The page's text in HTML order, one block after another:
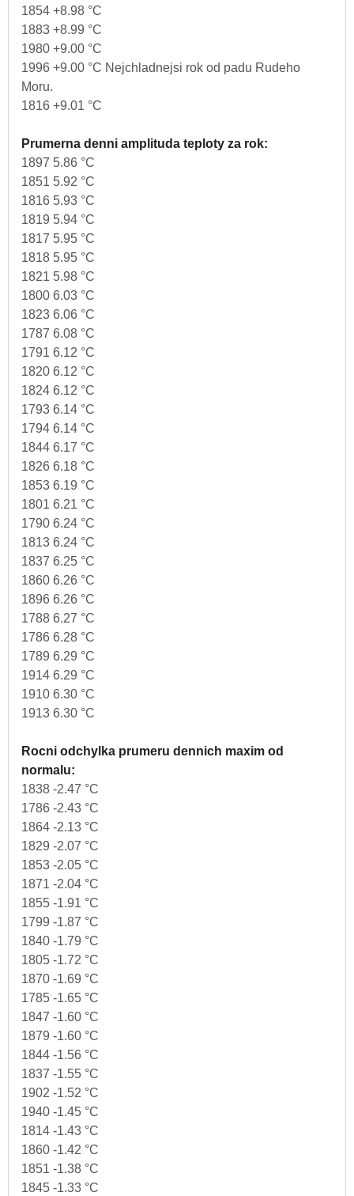
1854 +8.98 °C
1883 +8.99 °C
1980 +9.00 °C
1996 +9.00 °C Nejchladnejsi rok od padu Rudeho
Moru.
1816 +9.01 °C
Prumerna denni amplituda teploty za rok:
1897 5.86 °C
1851 5.92 °C
1816 5.93 °C
1819 5.94 °C
1817 5.95 °C
1818 5.95 °C
1821 5.98 °C
1800 6.03 °C
1823 6.06 °C
1787 6.08 °C
1791 6.12 °C
1820 6.12 °C
1824 6.12 °C
1793 6.14 °C
1794 6.14 °C
1844 6.17 °C
1826 6.18 °C
1853 6.19 °C
1801 6.21 °C
1790 6.24 °C
1813 6.24 °C
1837 6.25 °C
1860 6.26 °C
1896 6.26 °C
1788 6.27 °C
1786 6.28 °C
1789 6.29 °C
1914 6.29 °C
1910 6.30 °C
1913 6.30 °C
Rocni odchylka prumeru dennich maxim od
normalu:
1838 -2.47 °C
1786 -2.43 °C
1864 -2.13 °C
1829 -2.07 °C
1853 -2.05 °C
1871 -2.04 °C
1855 -1.91 °C
1799 -1.87 °C
1840 -1.79 °C
1805 -1.72 °C
1870 -1.69 °C
1785 -1.65 °C
1847 -1.60 °C
1879 -1.60 °C
1844 -1.56 °C
1837 -1.55 °C
1902 -1.52 °C
1940 -1.45 °C
1814 -1.43 °C
1860 -1.42 °C
1851 -1.38 °C
1845 -1.33 °C